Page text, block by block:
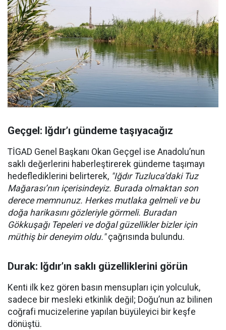
Geçgel: Iğdır’ı gündeme taşıyacağız
TİGAD Genel Başkanı Okan Geçgel ise Anadolu’nun
saklı değerlerini haberleştirerek gündeme taşımayı
hedeflediklerini belirterek, "Iğdır Tuzluca’daki Tuz
Mağarası’nın içerisindeyiz. Burada olmaktan son
derece memnunuz. Herkes mutlaka gelmeli ve bu
doğa harikasını gözleriyle görmeli. Buradan
Gökkuşağı Tepeleri ve doğal güzellikler bizler için
müthiş bir deneyim oldu."çağrısında bulundu.
Durak: Iğdır’ın saklı güzelliklerini görün
Kenti ilk kez gören basın mensupları için yolculuk,
sadece bir mesleki etkinlik değil; Doğu’nun az bilinen
coğrafi mucizelerine yapılan büyüleyici bir keşfe
dönüştü.